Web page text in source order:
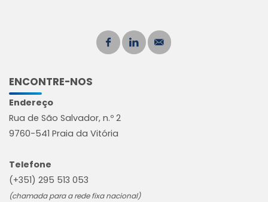
ENCONTRE-NOS
Endereço
Rua de São Salvador, n.º 2
9760-541 Praia da Vitória
Telefone
(+351) 295 513 053
(chamada para a rede fixa nacional)